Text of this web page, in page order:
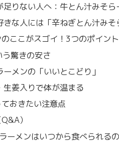
足りない人へ：牛とん汁みそら
きな人には「辛ねぎとん汁みそ
ここがスゴイ！3つのポイント
驚きの安さ
メンの「いいとこどり」
姜入りで体が温まる
おきたい注意点
）
ーメンはいつから食べられる